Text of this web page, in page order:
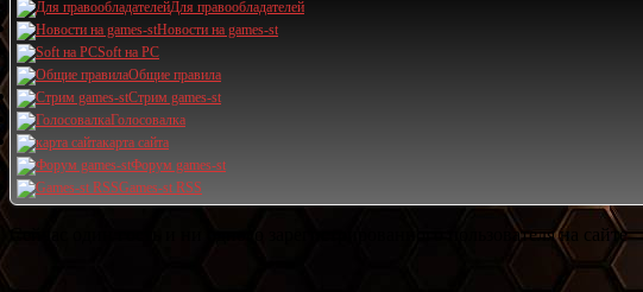
Для правообладателей
Новости на games-st
Soft на PC
Общие правила
Стрим games-st
Голосовалка
карта сайта
Форум games-st
Games-st RSS
Сейчас один гость и ни одного зарегистрированного пользователя на сайте